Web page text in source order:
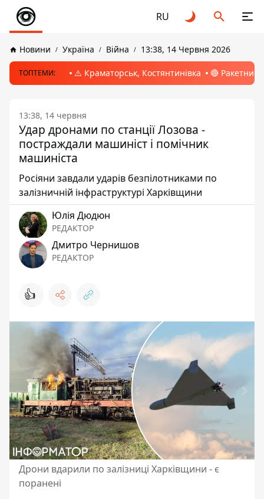
RU
Новини Україна Війна 13:38, 14 Червня 2026
ТОПТЕМИ: ⚠️ Краматорськ, Костянтинівка 🔴 Ракетний
13:38, 14 червня
Удар дронами по станції Лозова -
постраждали машиніст і помічник
машиніста
Росіяни завдали ударів безпілотниками по
залізничній інфраструктурі Харківщини
Юлія Дюдюн
РЕДАКТОР
Дмитро Чернишов
РЕДАКТОР
👍
Дрони вдарили по залізниці Харківщини - є
поранені